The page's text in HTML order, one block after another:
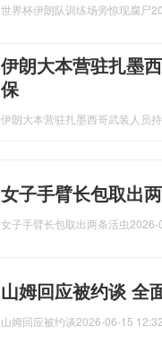
世界杯伊朗队训练场旁惊现腐尸
伊朗大本营驻扎墨
保
伊朗大本营驻扎墨西哥武装人员
女子手臂长包取出
女子手臂长包取出两条活虫2026-
山姆回应被约谈 全
山姆回应被约谈2026-06-15